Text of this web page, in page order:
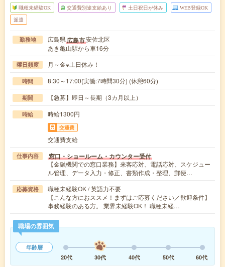
職種未経験OK 交通費別途支給あり 土日祝日が休み WEB登録OK
派遣
勤務地 広島県広島市安佐北区
あき亀山駅から車16分
曜日頻度 月～金※土日休み！
時間 8:30～17:00(実働:7時間30分) (休憩60分)
期間 【急募】即日～長期（3カ月以上）
時給 時給1300円
交通費
交通費支給
仕事内容 窓口・ショールーム・カウンター受付
【金融機関での窓口業務】来客応対、電話応対、スケジュー
ル管理、データ入力・修正、書類作成・整理、郵便…
応募資格
職種未経験OK / 英語力不要
【こんな方におススメ！まずはご応募ください／歓迎条件】
事務経験のある方。 業界未経験OK！ 職種未経…
職場の雰囲気
年齢層
20代
30代 40代 50代 60代